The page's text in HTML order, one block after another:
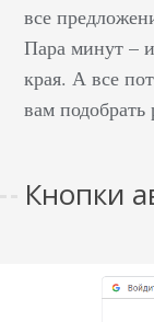
все
Пара минут –
края. А все
вам
Кнопки